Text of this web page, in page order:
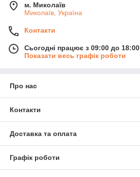
м. Миколаїв
Миколаїв, Україна
Контакти
Сьогодні працює з 09:00 до 18:00
Показати весь графік роботи
Про нас
Контакти
Доставка та оплата
Графік роботи